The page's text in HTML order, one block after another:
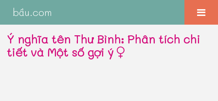
bầu.com
Ý nghĩa tên Thư Bình: Phân tích chi
tiết và Một số gợi ý